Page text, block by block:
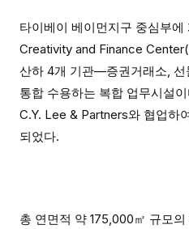
타이베이 베이먼지구 중심부
Creativity and Finance
산하 4개 기관—증권거래소, 선
통합 수용하는 복합 업무시설
C.Y. Lee & Partners와 협업하
되었다.
총 연면적 약 175,000㎡ 규모